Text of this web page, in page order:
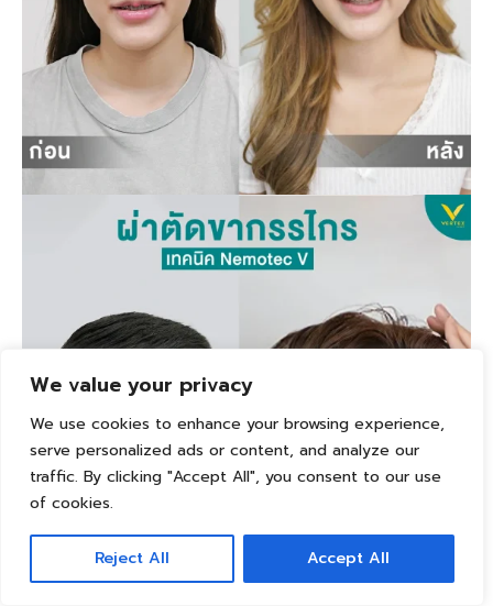
We value your privacy
We use cookies to enhance your browsing experience,
serve personalized ads or content, and analyze our
traffic. By clicking "Accept All", you consent to our use
of cookies.
Reject All Accept All